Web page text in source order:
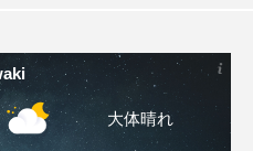
大体晴れ